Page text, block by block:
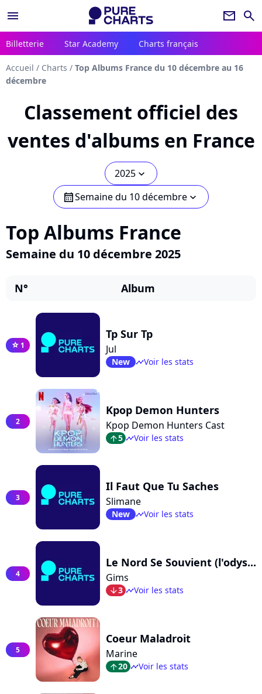
menu newsletter search
Billetterie Star Academy Charts français
Accueil / Charts / Top Albums France du 10 décembre au 16
décembre
Classement officiel des
ventes d'albums en France
2025 chevron_bot
calendarSemaine du 10 décembre chevron_bot
Top Albums France
Semaine du 10 décembre 2025
N° Album
star 1
Tp Sur Tp
Jul
New timelineVoir les stats
2
Kpop Demon Hunters
Kpop Demon Hunters Cast
arrow_top5 timelineVoir les stats
3
Il Faut Que Tu Saches
Slimane
New timelineVoir les stats
4
Le Nord Se Souvient (l'odys...
Gims
arrow_bot3 timelineVoir les stats
5
Coeur Maladroit
Marine
arrow_top20 timelineVoir les stats